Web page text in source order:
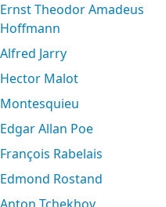
Ernst Theodor Amadeus
Hoffmann
Alfred Jarry
Hector Malot
Montesquieu
Edgar Allan Poe
François Rabelais
Edmond Rostand